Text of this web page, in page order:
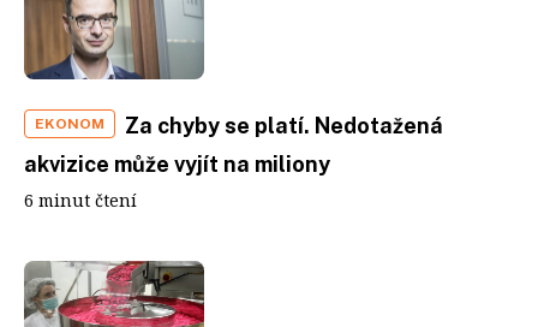
EKONOM
Za chyby se platí. Nedotažená
akvizice může vyjít na miliony
6 minut čtení